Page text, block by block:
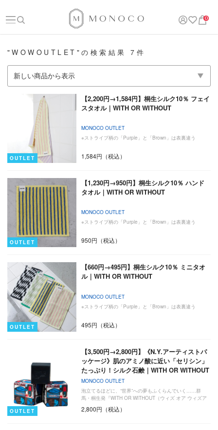
0
"WOWOUTLET"の検索結果 7件
OUTLET
【2,200円→1,584円】桐生シルク10％ フェイ
スタオル｜WITH OR WITHOUT
MONOCO OUTLET
※ストライプ柄の「Purple」と「Brown」は表裏違う
1,584円（税込）
OUTLET
【1,230円→950円】桐生シルク10％ ハンド
タオル｜WITH OR WITHOUT
MONOCO OUTLET
※ストライプ柄の「Purple」と「Brown」は表裏違う
950円（税込）
OUTLET
【660円→495円】桐生シルク10％ ミニタオ
ル｜WITH OR WITHOUT
MONOCO OUTLET
※ストライプ柄の「Purple」と「Brown」は表裏違う
495円（税込）
OUTLET
【3,500円→2,800円】《N.Y.アーティストパ
ッケージ》肌のアミノ酸に近い「セリシン」
たっぷり！シルク石鹸｜WITH OR WITHOUT
MONOCO OUTLET
泡立てるほどに、“世界”への夢もふくらんでいく……群
馬・桐生発『WITH OR WITHOUT（ウィズ オア ウィズア
2,800円（税込）